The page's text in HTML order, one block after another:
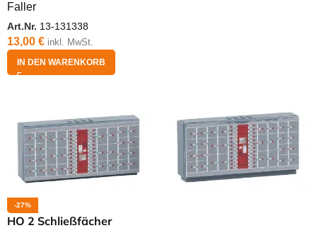
Faller
Art.Nr. 13-131338
13,00 € inkl. MwSt.
IN DEN WARENKORB
-27%
HO 2 Schließfächer